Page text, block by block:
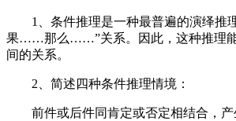
1、条件推理是一种最普遍的演绎推
果……那么……”关系。因此，这种推理能
间的关系。
2、简述四种条件推理情境：
前件或后件同肯定或否定相结合，产